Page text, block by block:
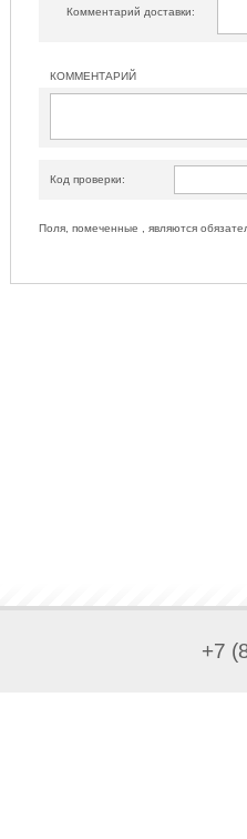
Комментарий доставки:
КОММЕНТАРИЙ
Код проверки:
Поля, помеченные , являются
+7